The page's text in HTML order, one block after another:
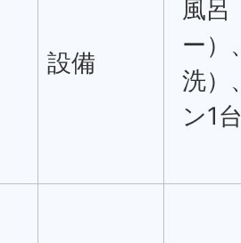
設備
風呂
ー）
洗）
ン1